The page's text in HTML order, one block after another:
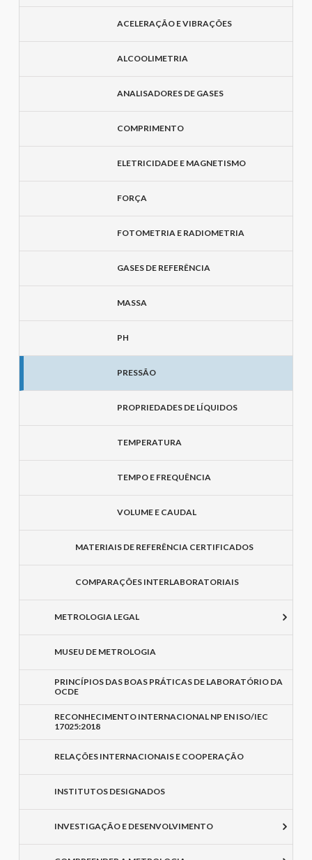
ACELERAÇÃO E VIBRAÇÕES
ALCOOLIMETRIA
ANALISADORES DE GASES
COMPRIMENTO
ELETRICIDADE E MAGNETISMO
FORÇA
FOTOMETRIA E RADIOMETRIA
GASES DE REFERÊNCIA
MASSA
PH
PRESSÃO
PROPRIEDADES DE LÍQUIDOS
TEMPERATURA
TEMPO E FREQUÊNCIA
VOLUME E CAUDAL
MATERIAIS DE REFERÊNCIA CERTIFICADOS
COMPARAÇÕES INTERLABORATORIAIS
METROLOGIA LEGAL
MUSEU DE METROLOGIA
PRINCÍPIOS DAS BOAS PRÁTICAS DE LABORATÓRIO DA
OCDE
RECONHECIMENTO INTERNACIONAL NP EN ISO/IEC
17025:2018
RELAÇÕES INTERNACIONAIS E COOPERAÇÃO
INSTITUTOS DESIGNADOS
INVESTIGAÇÃO E DESENVOLVIMENTO